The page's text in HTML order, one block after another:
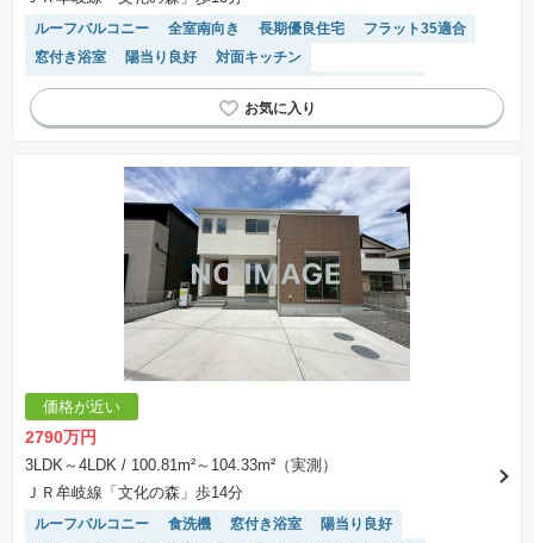
場合があります。
ルーフバルコニー 全室南向き 長期優良住宅
フラット35適合
窓付き浴室
陽当り良好
対面キッチン
モニター付きインターホン
温水洗浄便座 SIC
平坦地
浴室乾燥機
システムキッチン トイレ2個以上
価格が近い
2790万円
3LDK～4LDK / 100.81m²～104.33m²（実測）
ＪＲ牟岐線「文化の森」歩14分
ルーフバルコニー 食洗機 窓付き浴室
陽当り良好